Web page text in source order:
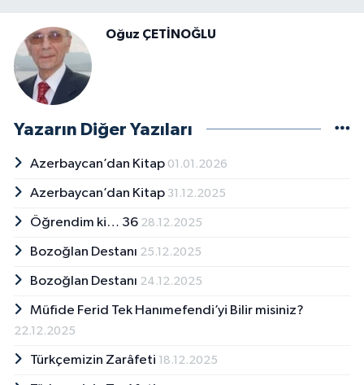
Oğuz ÇETİNOĞLU
Yazarın Diğer Yazıları
Azerbaycan’dan Kitap 01.01.2026
Azerbaycan’dan Kitap 31.12.2025
Öğrendim ki… 36 28.12.2025
Bozoğlan Destanı 25.12.2025
Bozoğlan Destanı 24.12.2025
Müfide Ferid Tek Hanımefendi’yi Bilir misiniz?
22.12.2025
Türkçemizin Zarâfeti 18.12.2025